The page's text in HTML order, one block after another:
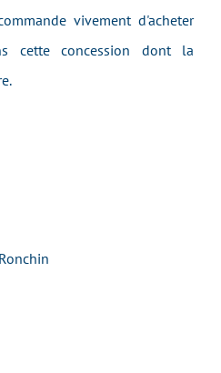
vivement d'acheter
cette concession dont la